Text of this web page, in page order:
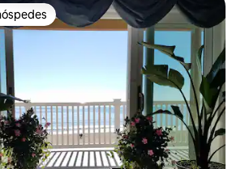
preferidos dos hóspedes